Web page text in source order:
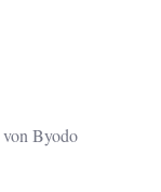
von Byodo